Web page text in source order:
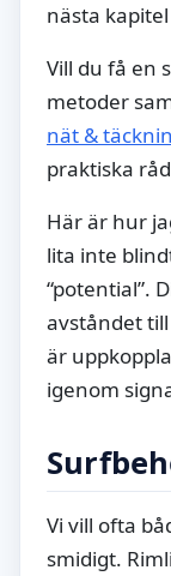
nästa
Vill du få en
metoder
nät &
praktiska
Här är hur
lita inte
“potential”.
avståndet
är
igenom
Vi vill ofta
smidigt.